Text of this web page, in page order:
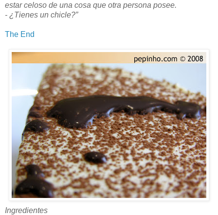
estar celoso de una cosa que otra persona posee.
- ¿Tienes un chicle?”
The End
Ingredientes